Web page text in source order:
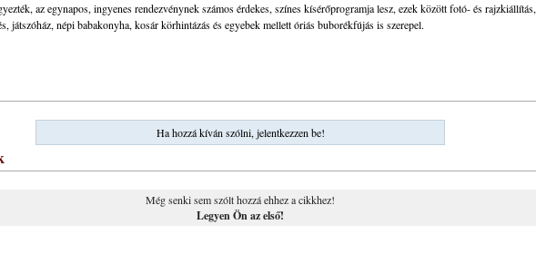
az egynapos, ingyenes rendezvénynek számos érdekes, színes kísérőprogramja lesz, ezek között fotó- és rajzkiállítás,
játszóház, népi babakonyha, kosár körhintázás és egyebek mellett óriás buborékfújás is szerepel.
Ha hozzá kíván szólni, jelentkezzen be!
Még senki sem szólt hozzá ehhez a cikkhez!
Legyen Ön az első!